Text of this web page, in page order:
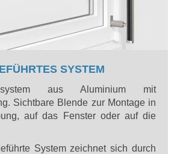
SYSTEM
aus Aluminium mit
Sichtbare Blende zur Montage in
auf das Fenster oder auf die
System zeichnet sich durch